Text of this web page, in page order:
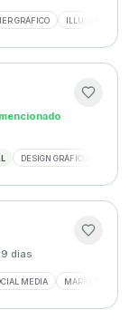
GRÁFICO ILLUSTRATOR
·
DESIGN GRÁFICO
dias
MEDIA MARKETING